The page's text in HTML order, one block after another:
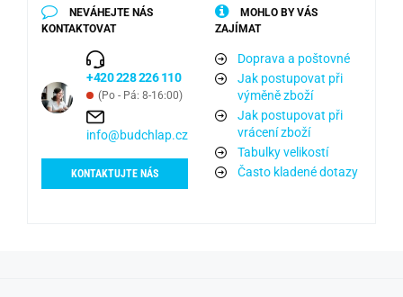
NEVÁHEJTE NÁS
KONTAKTOVAT
+420 228 226 110
(Po - Pá: 8-16:00)
info@budchlap.cz
KONTAKTUJTE NÁS
MOHLO BY VÁS
ZAJÍMAT
Doprava a poštovné
Jak postupovat při
výměně zboží
Jak postupovat při
vrácení zboží
Tabulky velikostí
Často kladené dotazy